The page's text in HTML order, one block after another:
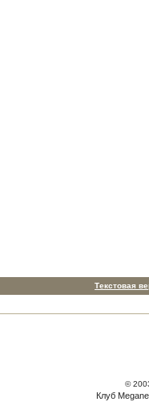
Текстовая
©
Клуб